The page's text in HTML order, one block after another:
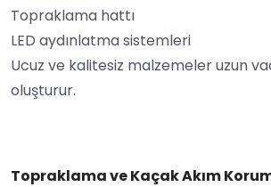
Topraklama hattı
LED aydınlatma sistemleri
Ucuz ve kalitesiz malzemeler uzun
oluşturur.
Topraklama ve Kaçak Akım